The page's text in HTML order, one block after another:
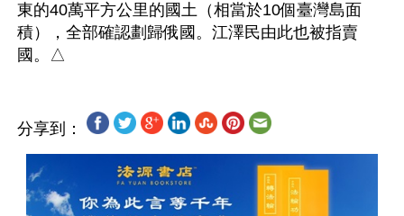
東的40萬平方公里的國土（相當於10個臺灣島面
積），全部確認劃歸俄國。江澤民由此也被指賣
分享到：